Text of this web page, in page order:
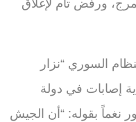
ورفض تام لإغلاق
السوري “نزار
إصابات في دولة
نغماً بقوله: “أن الجيش